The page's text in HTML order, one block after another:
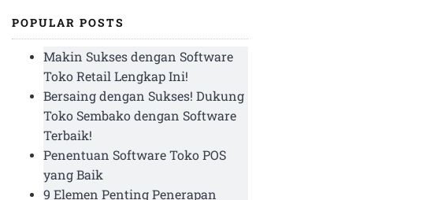
POPULAR POSTS
Makin Sukses dengan Software
Toko Retail Lengkap Ini!
Bersaing dengan Sukses! Dukung
Toko Sembako dengan Software
Terbaik!
Penentuan Software Toko POS
yang Baik
9 Elemen Penting Penerapan